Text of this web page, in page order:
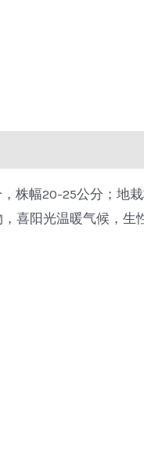
株幅20-25公分；地
喜阳光温暖气候，